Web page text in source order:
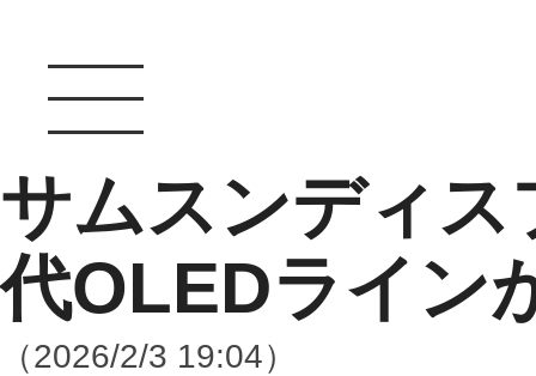
サムスンディ
代OLEDライン
（2026/2/3 19:04）